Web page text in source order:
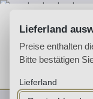
Lieferland
Preise enthalten
Bitte bestätigen
Lieferland